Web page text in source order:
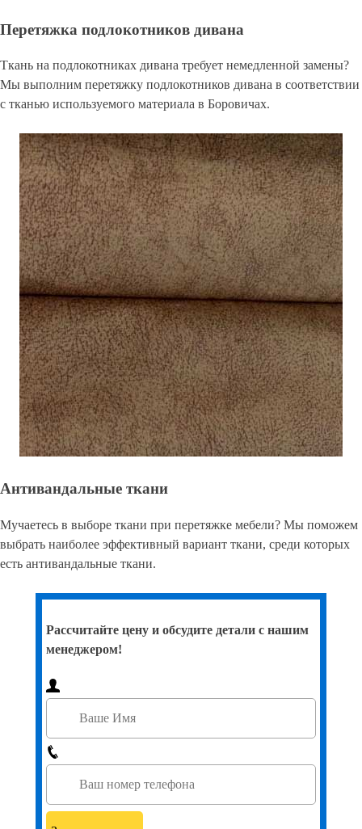
Перетяжка подлокотников дивана
Ткань на подлокотниках дивана требует немедленной замены?
Мы выполним перетяжку подлокотников дивана в соответствии
с тканью используемого материала в Боровичах.
Антивандальные ткани
Мучаетесь в выборе ткани при перетяжке мебели? Мы поможем
выбрать наиболее эффективный вариант ткани, среди которых
есть антивандальные ткани.
Рассчитайте цену и обсудите детали с нашим
менеджером!